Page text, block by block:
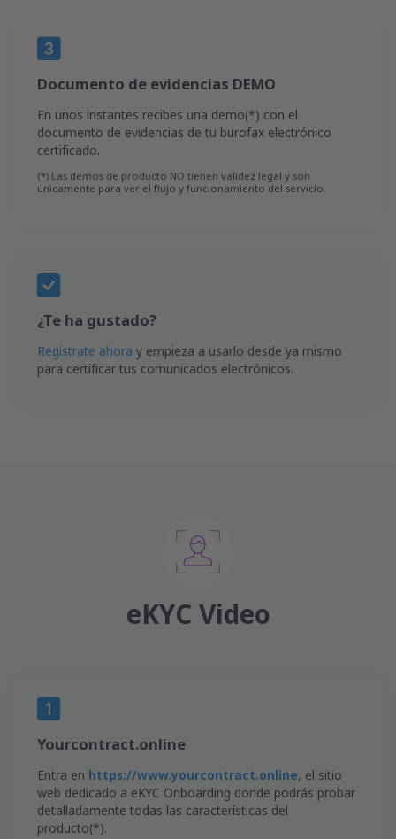
Documento de evidencias DEMO
En unos instantes recibes una demo(*) con el
documento de evidencias de tu burofax electrónico
certificado.
(*) Las demos de producto NO tienen validez legal y son
únicamente para ver el flujo y funcionamiento del servicio.
¿Te ha gustado?
Regístrate ahora y empieza a usarlo desde ya mismo
para certificar tus comunicados electrónicos.
eKYC Video
Yourcontract.online
Entra en https://www.yourcontract.online, el sitio
web dedicado a eKYC Onboarding donde podrás probar
detalladamente todas las características del
producto(*).